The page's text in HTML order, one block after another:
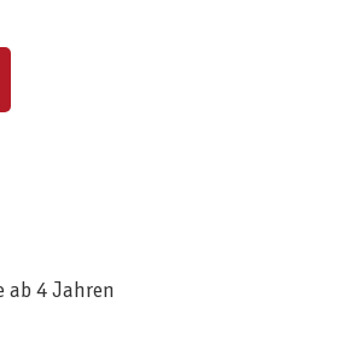
um die Anzahl zu erhöhen oder zu reduzieren.
ab 4 Jahren